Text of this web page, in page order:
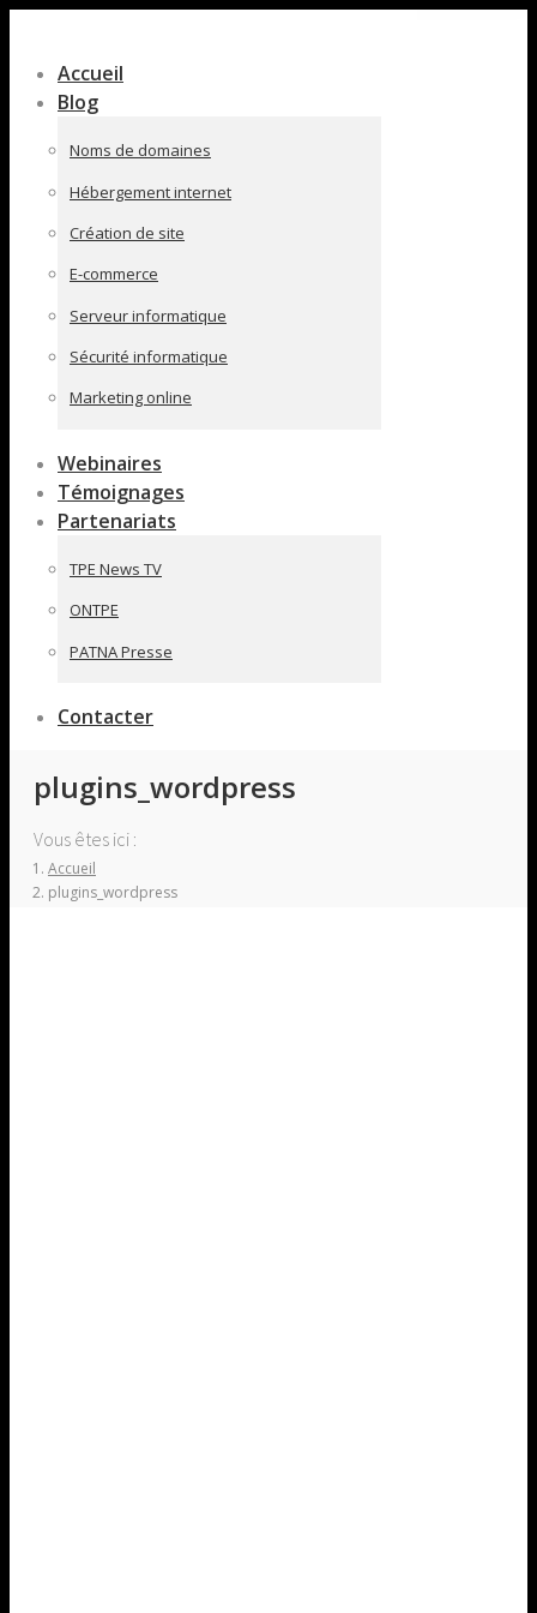
pleine
largeur
Accueil
Blog
Noms de domaines
Hébergement internet
Création de site
E-commerce
Serveur informatique
Sécurité informatique
Marketing online
Webinaires
Témoignages
Partenariats
TPE News TV
ONTPE
PATNA Presse
Contacter
plugins_wordpress
Vous êtes ici :
Accueil
plugins_wordpress